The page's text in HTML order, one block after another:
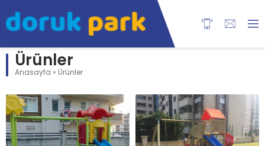
Ürünler
Anasayfa » Ürünler